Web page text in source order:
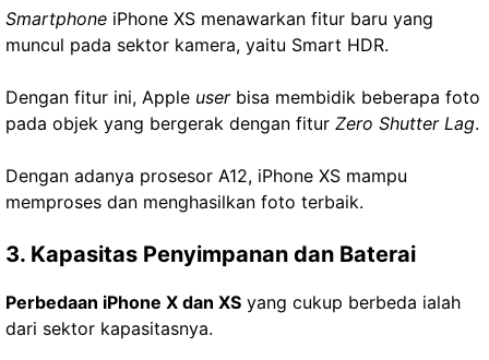
Smartphone iPhone XS menawarkan fitur baru yang
muncul pada sektor kamera, yaitu Smart HDR.
Dengan fitur ini, Apple userbisa membidik beberapa foto
pada objek yang bergerak dengan fitur Zero Shutter Lag.
Dengan adanya prosesor A12, iPhone XS mampu
memproses dan menghasilkan foto terbaik.
3. Kapasitas Penyimpanan dan Baterai
Perbedaan iPhone X dan XS yang cukup berbeda ialah
dari sektor kapasitasnya.